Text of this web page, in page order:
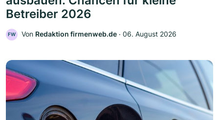
Betreiber 2026
FW Von Redaktion firmenweb.de ‧ 06. August 2026